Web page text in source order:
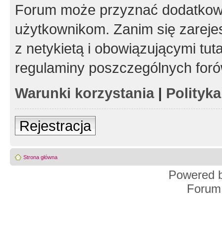
Forum może przyznać
użytkownikom. Zanim się
z netykietą i obowiązującymi
regulaminy poszczególnych
Warunki korzystania|
Rejestracja
Strona główna
Powered